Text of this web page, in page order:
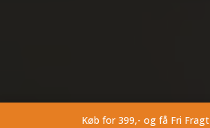
Køb for 399,- og få Fri Fragt